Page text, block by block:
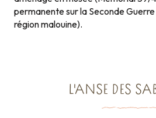
permanente sur la Seconde
région malouine).
L'ANSE DES